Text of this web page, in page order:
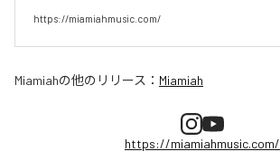
https://miamiahmusic.com/
Miamiahの他のリリース： Miamiah
https://miamiahmusic.com/